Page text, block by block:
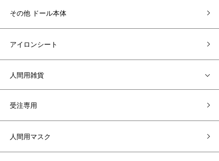
その他 ドール本体
アイロンシート
人間用雑貨
受注専用
人間用マスク